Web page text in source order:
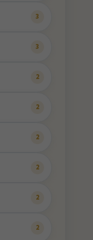
3
3
2
2
2
2
2
2